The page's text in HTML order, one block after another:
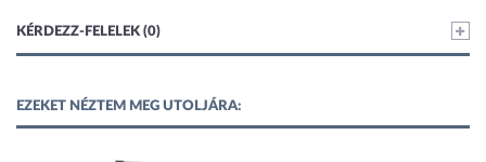
KÉRDEZZ-FELELEK (0)
EZEKET NÉZTEM MEG UTOLJÁRA: